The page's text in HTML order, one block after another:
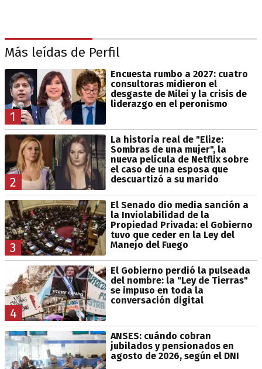
Más leídas de Perfil
1
Encuesta rumbo a 2027: cuatro
consultoras midieron el
desgaste de Milei y la crisis de
liderazgo en el peronismo
2
La historia real de "Elize:
Sombras de una mujer", la
nueva película de Netflix sobre
el caso de una esposa que
descuartizó a su marido
3
El Senado dio media sanción a
la Inviolabilidad de la
Propiedad Privada: el Gobierno
tuvo que ceder en la Ley del
Manejo del Fuego
4
El Gobierno perdió la pulseada
del nombre: la "Ley de Tierras"
se impuso en toda la
conversación digital
ANSES: cuándo cobran
jubilados y pensionados en
agosto de 2026, según el DNI